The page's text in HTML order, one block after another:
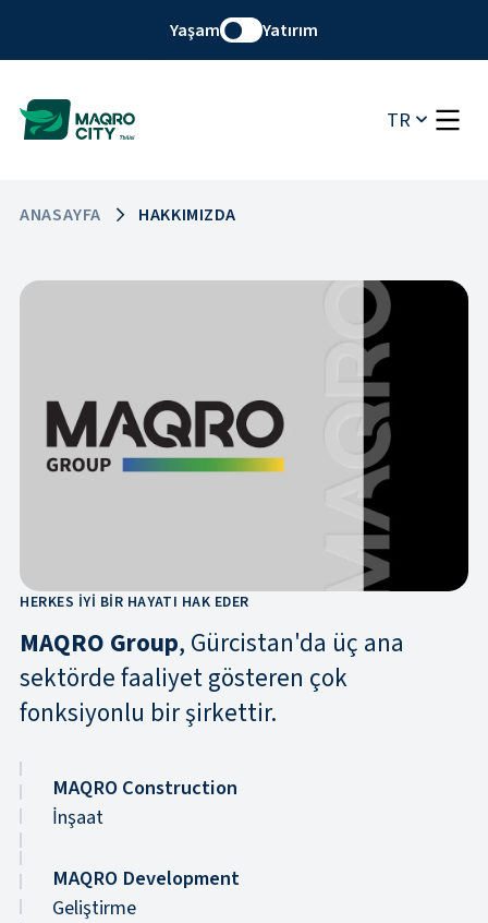
Yaşam Yatırım
TR
ANASAYFA HAKKIMIZDA
HERKES IYI BIR HAYATI HAK EDER
MAQRO Group, Gürcistan'da üç ana
sektörde faaliyet gösteren çok
fonksiyonlu bir şirkettir.
MAQRO Construction
İnşaat
MAQRO Development
Geliştirme